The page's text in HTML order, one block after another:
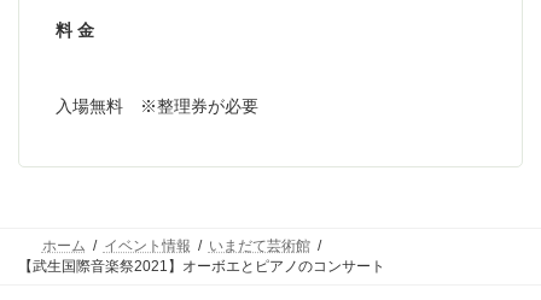
料 金
入場無料 ※整理券が必要
ホーム イベント情報
いまだて芸術館
【武生国際音楽祭2021】オーボエとピアノのコンサート